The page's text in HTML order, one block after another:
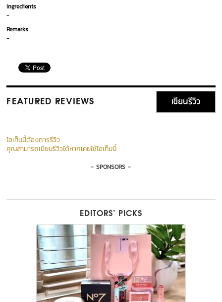
Ingredients
-
Remarks
-
FEATURED REVIEWS เขียนรีวิว
ไอเท็มนี้ต้องการรีวิว
คุณสามารถเขียนรีวิวได้หากเคยใช้ไอเท็มนี้
- SPONSORS -
EDITORS’ PICKS